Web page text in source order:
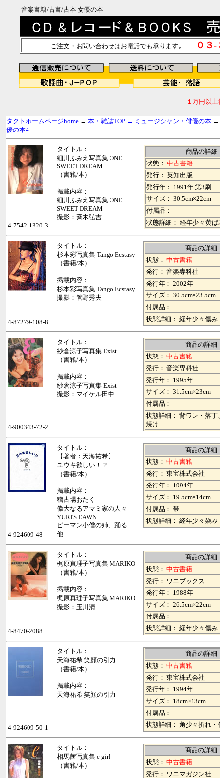
音楽書籍/古書/古本 女優の本
ご注文・お問い合わせはお電話でも承ります。 ０３
１万円以
タクトホームページhome → 本・雑誌TOP → ミュージシャン・俳優の本 →
優の本4
タイトル：
細川ふみえ写真集 ONE
SWEET DREAM
（書籍/本）
掲載内容：
細川ふみえ写真集 ONE
SWEET DREAM
撮影：斉木弘吉
商品の詳細
状態： 中古書籍
発行： 英知出版
発行年： 1991年 第3刷
サイズ： 30.5cm×22cm
付属品：
状態詳細： 経年少々黄ば
4-7542-1320-3
タイトル：
杉本彩写真集 Tango Ecstasy
（書籍/本）
掲載内容：
杉本彩写真集 Tango Ecstasy
撮影：管野秀夫
商品の詳細
状態： 中古書籍
発行： 音楽専科社
発行年： 2002年
サイズ： 30.5cm×23.5cm
付属品：
状態詳細： 経年少々傷み
4-87279-108-8
タイトル：
紗倉涼子写真集 Exist
（書籍/本）
掲載内容：
紗倉涼子写真集 Exist
撮影：マイケル田中
商品の詳細
状態： 中古書籍
発行： 音楽専科社
発行年： 1995年
サイズ： 31.5cm×23cm
付属品：
状態詳細： 背ワレ・落丁
焼け
4-900343-72-2
タイトル：
【著者：天海祐希】
ユウキ欲しい！？
（書籍/本）
掲載内容：
稽古場おたく
偉大なるアマミ家の人々
YURI'S DAWN
ピーマン小僧の姉、踊る
他
商品の詳細
状態： 中古書籍
発行： 東宝株式会社
発行年： 1994年
サイズ： 19.5cm×14cm
付属品： 帯
状態詳細： 経年少々染み
4-924609-48
タイトル：
梶原真理子写真集 MARIKO
（書籍/本）
掲載内容：
梶原真理子写真集 MARIKO
撮影：玉川清
商品の詳細
状態： 中古書籍
発行： ワニブックス
発行年： 1988年
サイズ： 26.5cm×22cm
付属品：
状態詳細： 経年少々傷み
4-8470-2088
タイトル：
天海祐希 笑顔の引力
（書籍/本）
掲載内容：
天海祐希 笑顔の引力
商品の詳細
状態： 中古書籍
発行： 東宝株式会社
発行年： 1994年
サイズ： 18cm×13cm
付属品：
状態詳細： 角少々折れ・
4-924609-50-1
タイトル：
相馬茜写真集 e girl
（書籍/本）
商品の詳細
状態： 中古書籍
発行： ワニマガジン社